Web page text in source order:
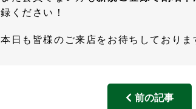
録ください！
本日も皆様のご来店をお待ちしておりま
前の記事